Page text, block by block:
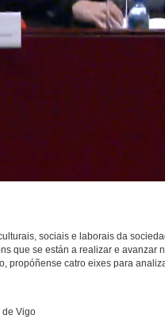
sociais e laborais da
que se están a realizar e avanzar
propóñense catro eixes para
de Vigo